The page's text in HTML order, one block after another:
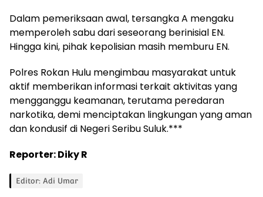
Dalam pemeriksaan awal, tersangka A mengaku
memperoleh sabu dari seseorang berinisial EN.
Hingga kini, pihak kepolisian masih memburu EN.
Polres Rokan Hulu mengimbau masyarakat untuk
aktif memberikan informasi terkait aktivitas yang
mengganggu keamanan, terutama peredaran
narkotika, demi menciptakan lingkungan yang aman
dan kondusif di Negeri Seribu Suluk.***
Reporter: Diky R
Editor: Adi Umar